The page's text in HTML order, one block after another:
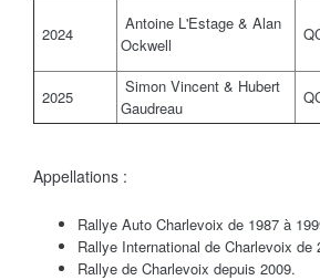
2024
Antoine L'Estage & Alan
Ockwell
2025
Simon Vincent & Hubert
Gaudreau
Appellations :
Rallye Auto Charlevoix de 1987 à
Rallye International de Charlevoix de
Rallye de Charlevoix depuis 2009.